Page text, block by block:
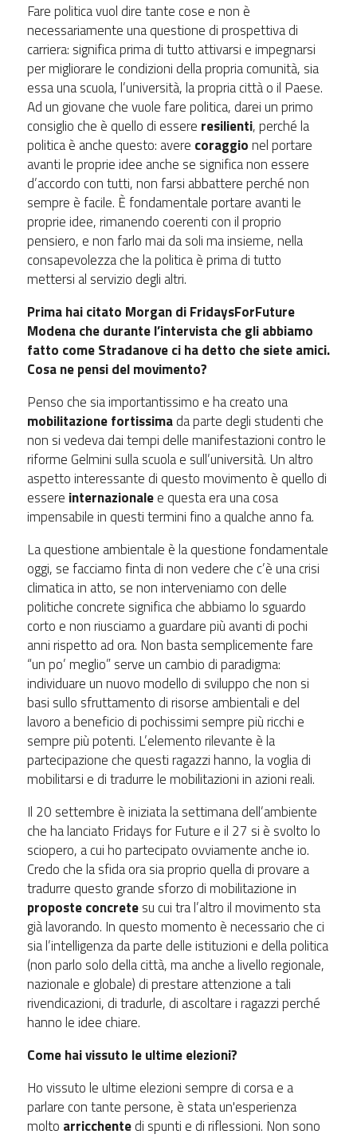
Fare politica vuol dire tante cose e non è
necessariamente una questione di prospettiva di
carriera: significa prima di tutto attivarsi e impegnarsi
per migliorare le condizioni della propria comunità, sia
essa una scuola, l’università, la propria città o il Paese.
Ad un giovane che vuole fare politica, darei un primo
consiglio che è quello di essere resilienti, perché la
politica è anche questo: avere coraggionel portare
avanti le proprie idee anche se significa non essere
d’accordo con tutti, non farsi abbattere perché non
sempre è facile. È fondamentale portare avanti le
proprie idee, rimanendo coerenti con il proprio
pensiero, e non farlo mai da soli ma insieme, nella
consapevolezza che la politica è prima di tutto
mettersi al servizio degli altri.
Prima hai citato Morgan di FridaysForFuture
Modena che durante l’intervista che gli abbiamo
fatto come Stradanove ci ha detto che siete amici.
Cosa ne pensi del movimento?
Penso che sia importantissimo e ha creato una
mobilitazione fortissimada parte degli studenti che
non si vedeva dai tempi delle manifestazioni contro le
riforme Gelmini sulla scuola e sull’università. Un altro
aspetto interessante di questo movimento è quello di
essere internazionalee questa era una cosa
impensabile in questi termini fino a qualche anno fa.
La questione ambientale è la questione fondamentale
oggi, se facciamo finta di non vedere che c’è una crisi
climatica in atto, se non interveniamo con delle
politiche concrete significa che abbiamo lo sguardo
corto e non riusciamo a guardare più avanti di pochi
anni rispetto ad ora. Non basta semplicemente fare
“un po’ meglio” serve un cambio di paradigma:
individuare un nuovo modello di sviluppo che non si
basi sullo sfruttamento di risorse ambientali e del
lavoro a beneficio di pochissimi sempre più ricchi e
sempre più potenti. L’elemento rilevante è la
partecipazione che questi ragazzi hanno, la voglia di
mobilitarsi e di tradurre le mobilitazioni in azioni reali.
Il 20 settembre è iniziata la settimana dell’ambiente
che ha lanciato Fridays for Future e il 27 si è svolto lo
sciopero, a cui ho partecipato ovviamente anche io.
Credo che la sfida ora sia proprio quella di provare a
tradurre questo grande sforzo di mobilitazione in
proposte concretesu cui tra l’altro il movimento sta
già lavorando. In questo momento è necessario che ci
sia l’intelligenza da parte delle istituzioni e della politica
(non parlo solo della città, ma anche a livello regionale,
nazionale e globale) di prestare attenzione a tali
rivendicazioni, di tradurle, di ascoltare i ragazzi perché
hanno le idee chiare.
Come hai vissuto le ultime elezioni?
Ho vissuto le ultime elezioni sempre di corsa e a
parlare con tante persone, è stata un'esperienza
molto arricchentedi spunti e di riflessioni. Non sono